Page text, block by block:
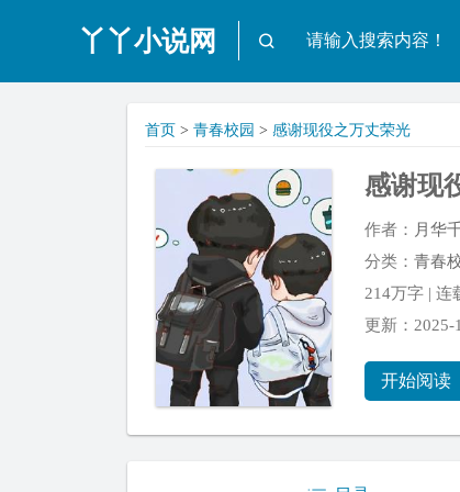
丫丫小说网
首页 > 青春校园 > 感谢现役之万丈荣光
感谢现
作者： 月华
分类： 青春
214万字 | 连
更新：2025-
开始阅读